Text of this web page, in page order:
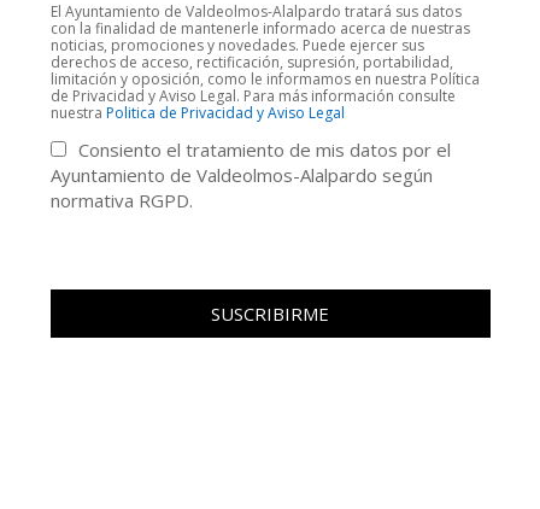
El Ayuntamiento de Valdeolmos-Alalpardo tratará sus datos
con la finalidad de mantenerle informado acerca de nuestras
noticias, promociones y novedades. Puede ejercer sus
derechos de acceso, rectificación, supresión, portabilidad,
limitación y oposición, como le informamos en nuestra Política
de Privacidad y Aviso Legal. Para más información consulte
nuestra Politica de Privacidad y Aviso Legal
Consiento el tratamiento de mis datos por el
Ayuntamiento de Valdeolmos-Alalpardo según
normativa RGPD.